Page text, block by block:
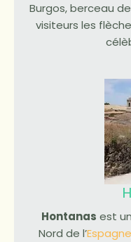
Burgos, berceau
visiteurs les
Hontanas est
Nord de l’Espagne